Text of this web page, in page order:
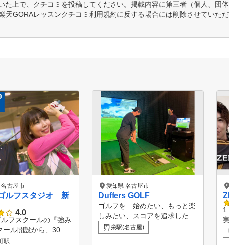
た上で、クチコミを投稿してください。掲載内容に第三者（個人、団
天GORAレッスンクチコミ利用規約に反する場合には削除させていた
古屋市
ルフスタジオ 新
4.0
ルフスクールの『強み
ル開設から、30年
史！ ⇒ 長い歴史
駅
愛知県 名古屋市
Duffers GOLF
ゴルフを 始めたい、もっと楽
しみたい、スコアを追求したい
どの希望にも応えられる完全個
人レッスンです。 あなたの個
栄駅(名古屋)